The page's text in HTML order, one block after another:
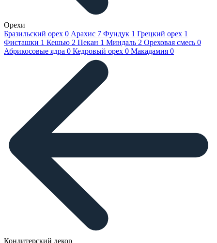
Орехи
Бразильский орех 0 Арахис 7 Фундук 1 Грецкий орех 1
Фисташки 1 Кешью 2 Пекан 1 Миндаль 2 Ореховая смесь 0
Абрикосовые ядра 0 Кедровый орех 0 Макадамия 0
Кондитерский декор